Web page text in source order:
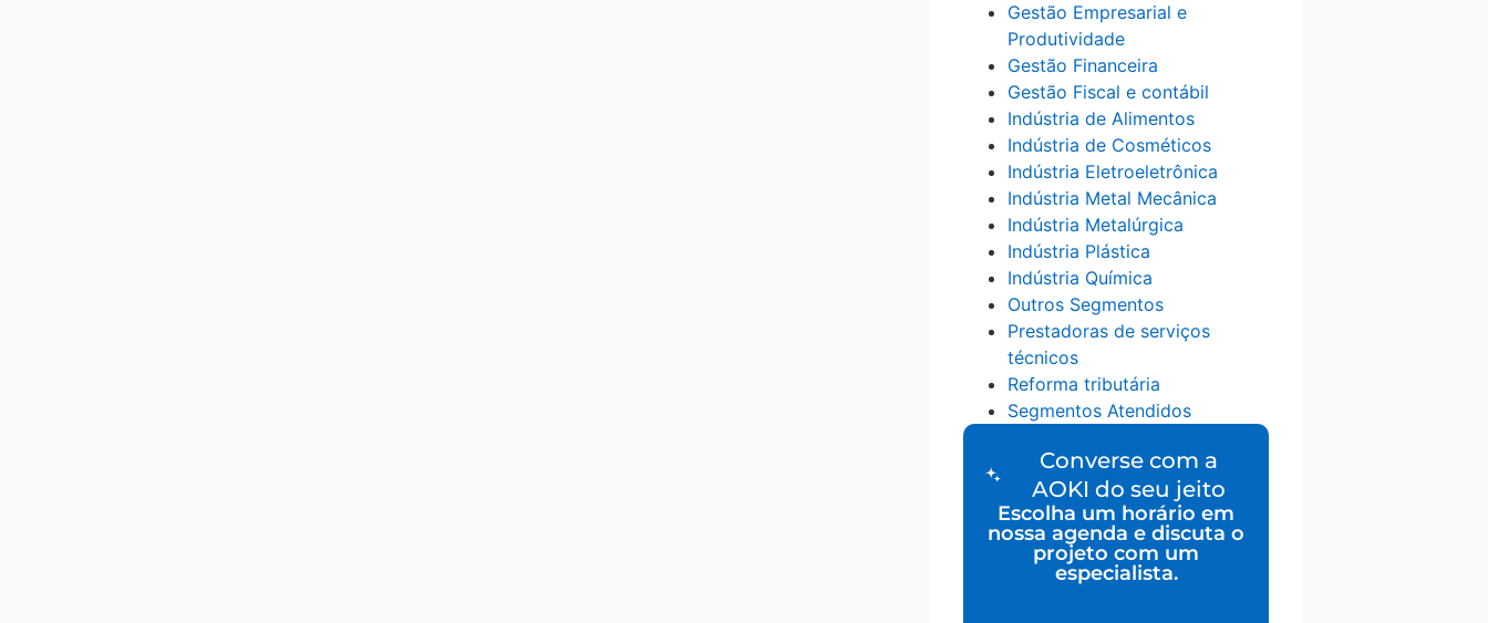
Gestão Empresarial e
Produtividade
Gestão Financeira
Gestão Fiscal e contábil
Indústria de Alimentos
Indústria de Cosméticos
Indústria Eletroeletrônica
Indústria Metal Mecânica
Indústria Metalúrgica
Indústria Plástica
Indústria Química
Outros Segmentos
Prestadoras de serviços
técnicos
Reforma tributária
Segmentos Atendidos
Converse com a
AOKI do seu jeito
Escolha um horário em
nossa agenda e discuta o
projeto com um
especialista.